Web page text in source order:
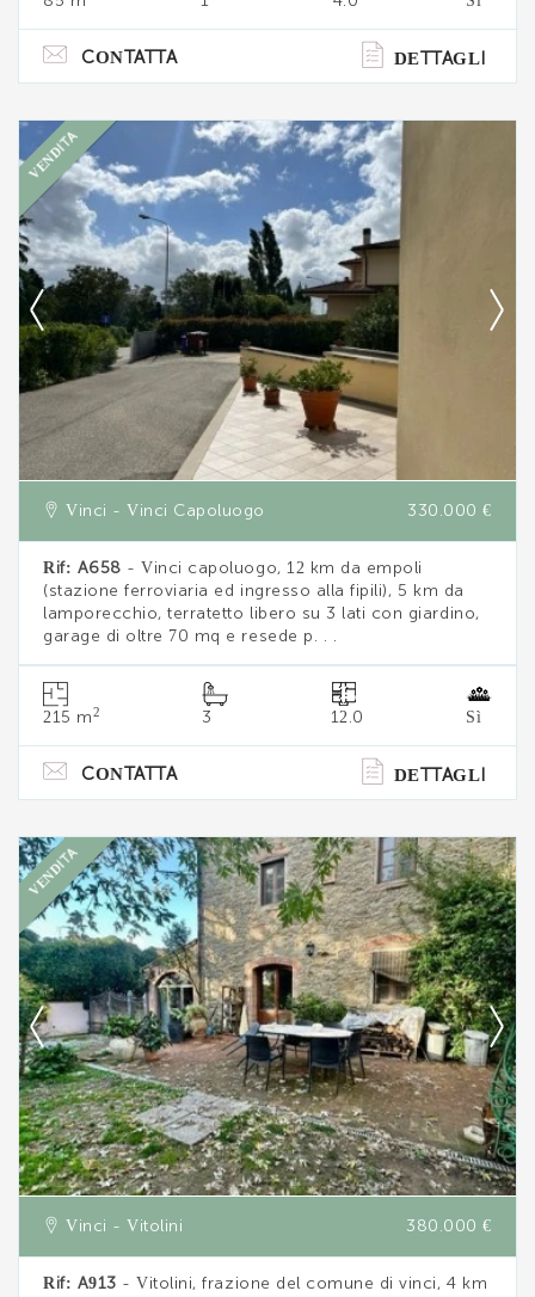
CONTATTA DETTAGLI
VENDITA
Ti interessa?
Contatta
--------------------
Vedi tutti i dettagli
Vinci - Vinci Capoluogo 330.000 €
Rif: A658 - Vinci capoluogo, 12 km da empoli
(stazione ferroviaria ed ingresso alla fipili), 5 km da
lamporecchio, terratetto libero su 3 lati con giardino,
garage di oltre 70 mq e resede p. . .
215 m 2 3 12.0 Sì
CONTATTA DETTAGLI
VENDITA
Ti interessa?
Contatta
--------------------
Vedi tutti i dettagli
Vinci - Vitolini 380.000 €
Rif: A913 - Vitolini, frazione del comune di vinci, 4 km